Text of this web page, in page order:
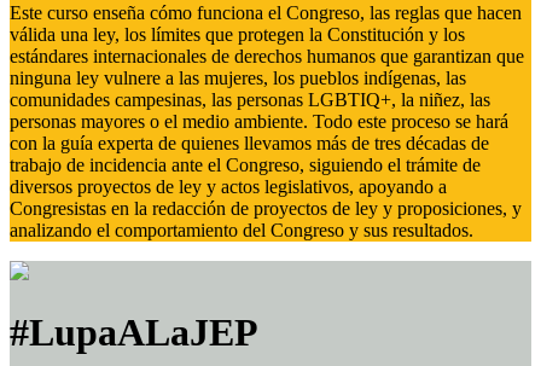
Este curso enseña cómo funciona el Congreso, las reglas que hacen
válida una ley, los límites que protegen la Constitución y los
estándares internacionales de derechos humanos que garantizan que
ninguna ley vulnere a las mujeres, los pueblos indígenas, las
comunidades campesinas, las personas LGBTIQ+, la niñez, las
personas mayores o el medio ambiente. Todo este proceso se hará
con la guía experta de quienes llevamos más de tres décadas de
trabajo de incidencia ante el Congreso, siguiendo el trámite de
diversos proyectos de ley y actos legislativos, apoyando a
Congresistas en la redacción de proyectos de ley y proposiciones, y
analizando el comportamiento del Congreso y sus resultados.
#LupaALaJEP